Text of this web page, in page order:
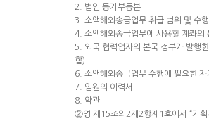
2. 법인 등기부등본
3. 소액해외송금업무 취급 범위 및 수
4. 소액해외송금업무에 사용할 계좌의
5. 외국 협력업자의 본국 정부가 발행
함)
6. 소액해외송금업무 수행에 필요한
7. 임원의 이력서
8. 약관
②영 제15조의2제2항제1호에서 “기